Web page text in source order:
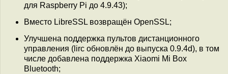
для Raspberry Pi до 4.9.43);
Вместо LibreSSL возвращён OpenSSL;
Улучшена поддержка пультов дистанционного
управления (lirc обновлён до выпуска 0.9.4d), в том
числе добавлена поддержка Xiaomi Mi Box
Bluetooth;